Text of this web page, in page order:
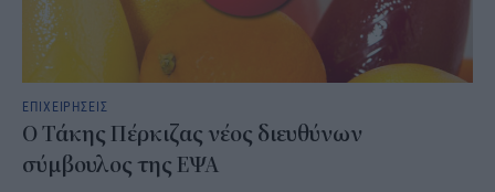
ΕΠΙΧΕΙΡΗΣΕΙΣ
Ο Τάκης Πέρκιζας νέος διευθύνων
σύμβουλος της ΕΨΑ